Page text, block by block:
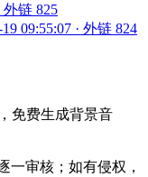
外链 825
09:55:07 · 外链 824
免费生成背景音
一审核；如有侵权，